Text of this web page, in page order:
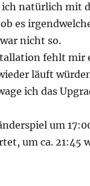
ich natürlich mit
es
nicht so.
fehlt mir
läuft
ich das
um
um ca. 21:45